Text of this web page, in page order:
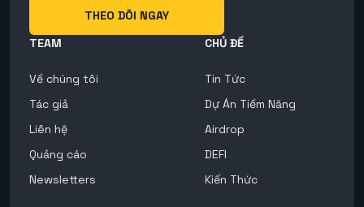
THEO DÕI NGAY
TEAM
Về chúng tôi
Tác giả
Liên hệ
Quảng cáo
Newsletters
CHỦ ĐỀ
Tin Tức
Dự Án Tiềm Năng
Airdrop
DEFI
Kiến Thức